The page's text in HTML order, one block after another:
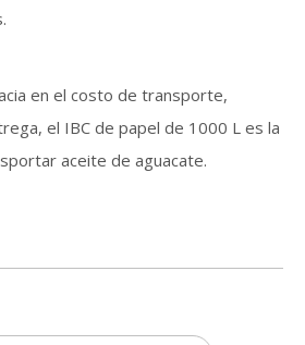
en el costo de transporte,
el IBC de papel de 1000 L es la
aceite de aguacate.